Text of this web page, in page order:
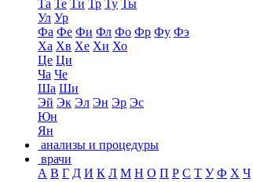
Та Те Ти Тр Ту Ты
Ул Ур
Фа Фе Фи Фл Фо Фр Фу Фэ
Ха Хв Хе Хи Хо
Це Ци
Ча Че
Ша Ши
Эй Эк Эл Эн Эр Эс
Юн
Ян
анализы и процедуры
врачи
А В Г Д И К Л М Н О П Р С Т У Ф Х Ч